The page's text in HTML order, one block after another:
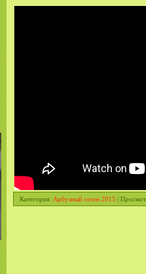
Категория: Арбузный сезон 2015 |